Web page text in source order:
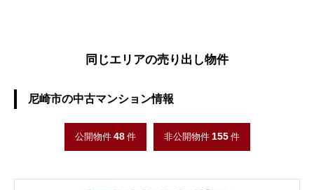
同じエリアの売り出し物件
尼崎市の中古マンション情報
公開物件 48 件 非公開物件 155 件